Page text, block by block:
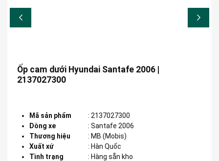
Ốp cam dưới Hyundai Santafe 2006 |
2137027300
Mã sản phẩm : 2137027300
Dòng xe
: Santafe 2006
Thương hiệu
: MB (Mobis)
Xuất xứ
: Hàn Quốc
Tình trạng
: Hàng sẵn kho